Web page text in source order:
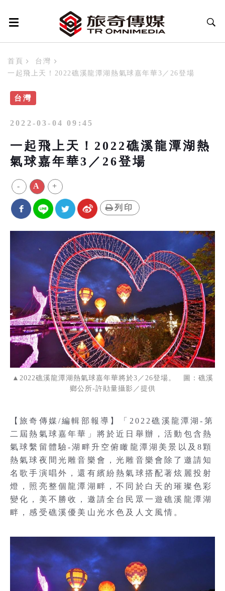
首頁
台灣
一起飛上天！2022礁溪龍潭湖熱氣球嘉年華3／26登場
台灣
2022-03-04 09:45
一起飛上天！2022礁溪龍潭湖熱
氣球嘉年華3／26登場
- A +
列印
▲2022礁溪龍潭湖熱氣球嘉年華將於3／26登場。 圖：礁溪
鄉公所-許勛量攝影／提供
【旅奇傳媒/編輯部報導】「2022礁溪龍潭湖-第
二屆熱氣球嘉年華」將於近日舉辦，活動包含熱
氣球繫留體驗-湖畔升空俯瞰龍潭湖美景以及8顆
熱氣球夜間光雕音樂會，光雕音樂會除了邀請知
名歌手演唱外，還有繽紛熱氣球搭配著炫麗投射
燈，照亮整個龍潭湖畔，不同於白天的璀璨色彩
變化，美不勝收，邀請全台民眾一遊礁溪龍潭湖
畔，感受礁溪優美山光水色及人文風情。